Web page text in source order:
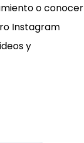
o conocer
Instagram
y